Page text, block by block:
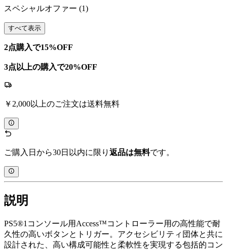
スペシャルオファー (1)
すべて表示
2点購入で15%OFF
3点以上の購入で20%OFF
￥2,000以上のご注文は送料無料
ご購入日から30日以内に限り 返品は無料です。
説明
PS5®1コンソール用Access™コントローラー用の高性能で耐
久性の高いボタンとトリガー。アクセシビリティ団体と共に
設計された、高い構成可能性と柔軟性を実現する包括的コン